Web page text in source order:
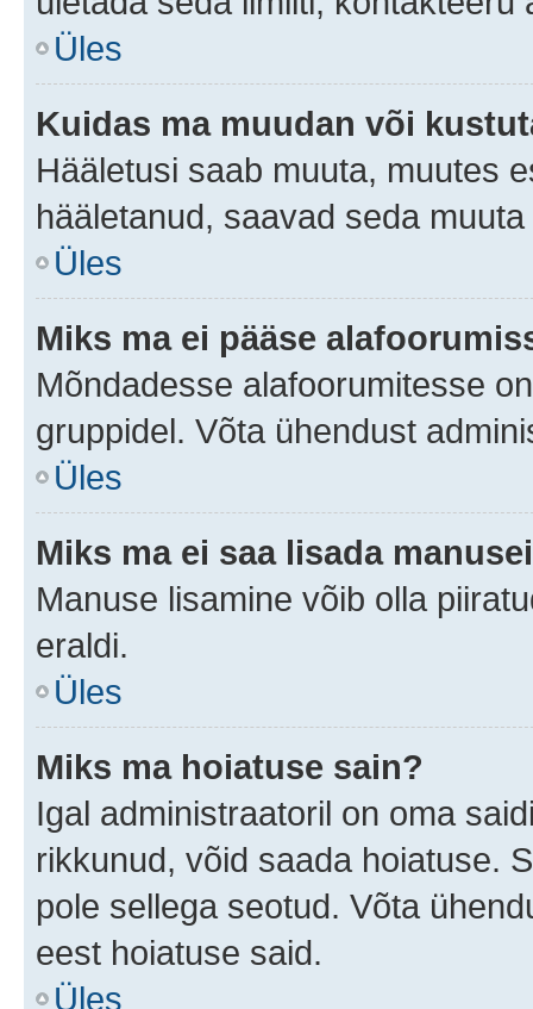
Üles
Kuidas ma muudan või
Hääletusi saab muuta, muutes
hääletanud, saavad seda
Üles
Miks ma ei pääse
Mõndadesse alafoorumitesse
gruppidel. Võta ühendust
Üles
Miks ma ei saa lisada
Manuse lisamine võib olla
eraldi.
Üles
Miks ma hoiatuse sain?
Igal administraatoril on oma
rikkunud, võid saada hoiatuse.
pole sellega seotud. Võta
eest hoiatuse said.
Üles